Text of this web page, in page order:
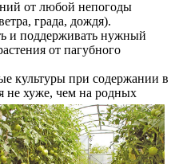
от любой непогоды
града, дождя).
и поддерживать нужный
от пагубного
культуры при содержании в
не хуже, чем на родных